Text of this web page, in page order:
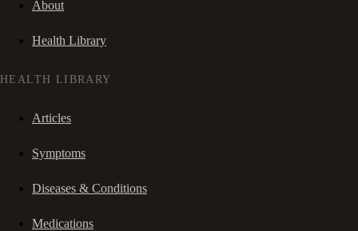
About
Health Library
HEALTH LIBRARY
Articles
Symptoms
Diseases & Conditions
Medications